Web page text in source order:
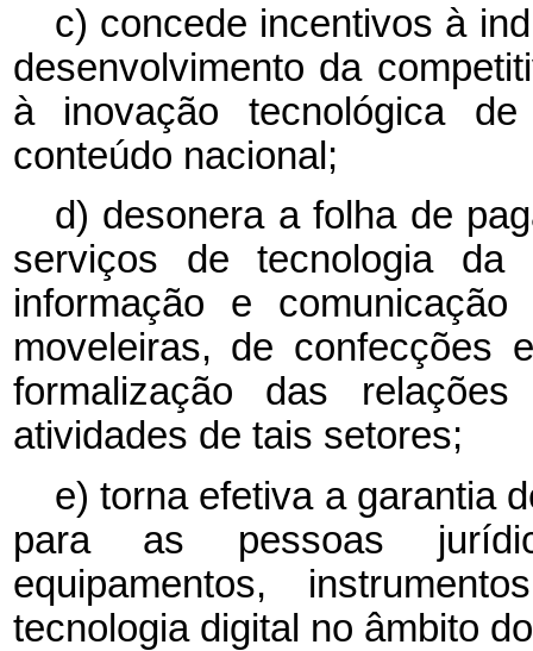
c) concede incentivos à
desenvolvimento da
à inovação tecnológica
conteúdo nacional;
d) desonera a folha de
serviços de tecnologia
informação e
moveleiras, de confecções
formalização das
atividades de tais setores;
e) torna efetiva a garantia
para as pessoas
equipamentos,
tecnologia digital no âmbito